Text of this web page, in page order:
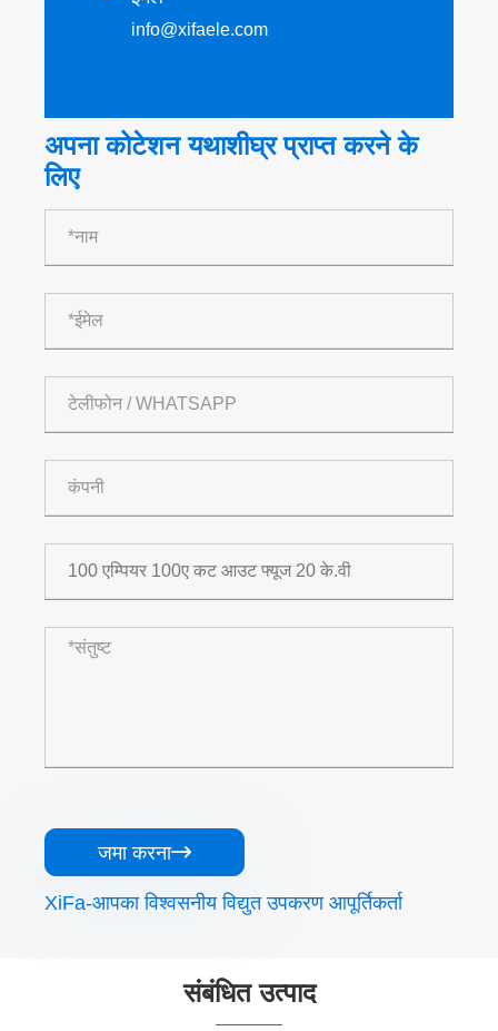
info@xifaele.com
अपना कोटेशन यथाशीघ्र प्राप्त करने के
लिए
जमा करना
XiFa-आपका विश्वसनीय विद्युत उपकरण आपूर्तिकर्ता
संबंधित उत्पाद